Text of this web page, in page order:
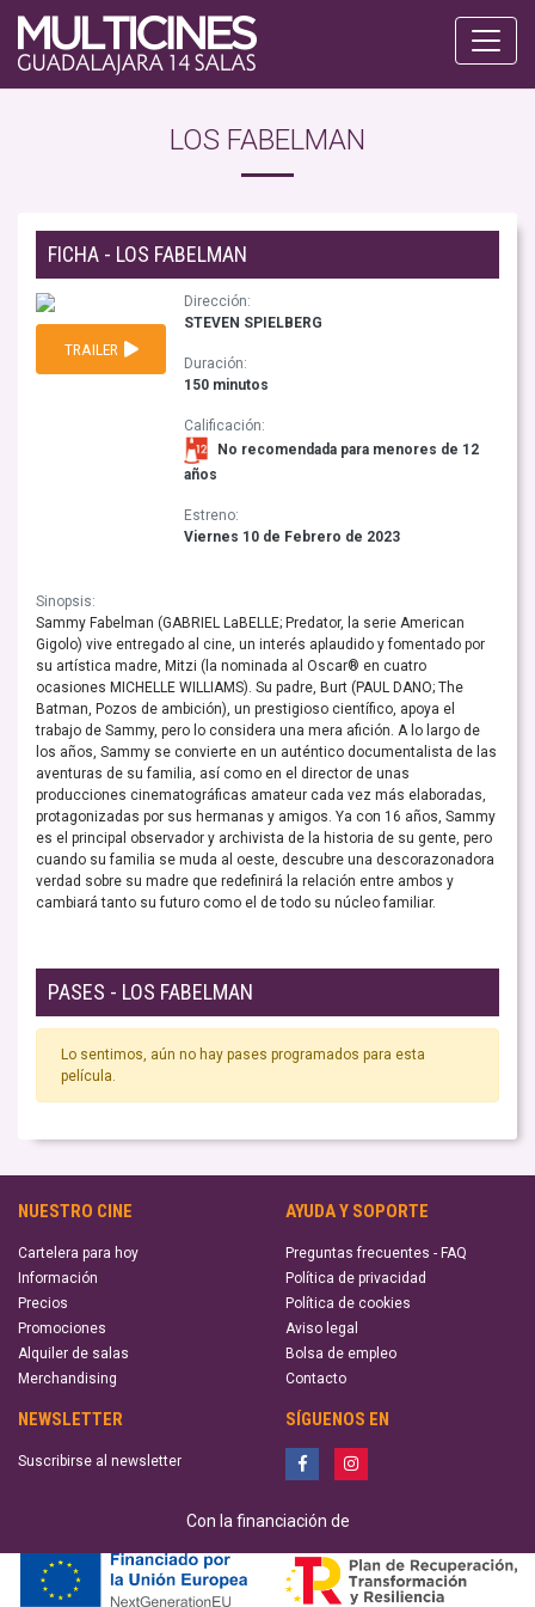
LOS FABELMAN
FICHA - LOS FABELMAN
TRAILER
Dirección:
STEVEN SPIELBERG
Duración:
150 minutos
Calificación:
No recomendada para menores de 12
años
Estreno:
Viernes 10 de Febrero de 2023
Sinopsis:
Sammy Fabelman (GABRIEL LaBELLE; Predator, la serie American
Gigolo) vive entregado al cine, un interés aplaudido y fomentado por
su artística madre, Mitzi (la nominada al Oscar® en cuatro
ocasiones MICHELLE WILLIAMS). Su padre, Burt (PAUL DANO; The
Batman, Pozos de ambición), un prestigioso científico, apoya el
trabajo de Sammy, pero lo considera una mera afición. A lo largo de
los años, Sammy se convierte en un auténtico documentalista de las
aventuras de su familia, así como en el director de unas
producciones cinematográficas amateur cada vez más elaboradas,
protagonizadas por sus hermanas y amigos. Ya con 16 años, Sammy
es el principal observador y archivista de la historia de su gente, pero
cuando su familia se muda al oeste, descubre una descorazonadora
verdad sobre su madre que redefinirá la relación entre ambos y
cambiará tanto su futuro como el de todo su núcleo familiar.
PASES - LOS FABELMAN
Lo sentimos, aún no hay pases programados para esta
película.
NUESTRO CINE
Cartelera para hoy
Información
Precios
Promociones
Alquiler de salas
Merchandising
AYUDA Y SOPORTE
Preguntas frecuentes - FAQ
Política de privacidad
Política de cookies
Aviso legal
Bolsa de empleo
Contacto
NEWSLETTER
Suscribirse al newsletter
SÍGUENOS EN
Con la financiación de